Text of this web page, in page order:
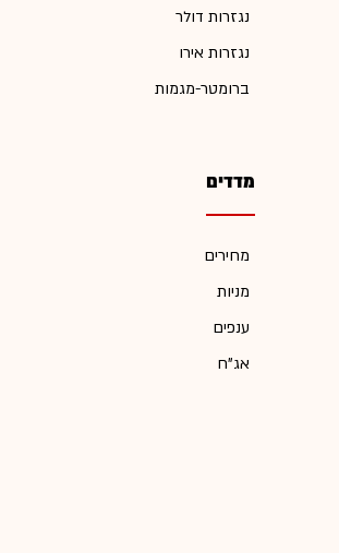
נגזרות דולר
נגזרות אירו
ברומטר-מגמות
מדדים
מחירים
מניות
ענפים
אג"ח